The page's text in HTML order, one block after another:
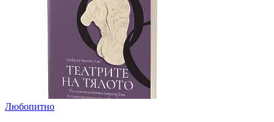
Любопитно